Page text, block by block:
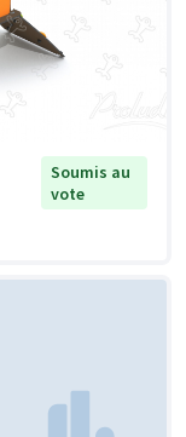
Soumis au
vote